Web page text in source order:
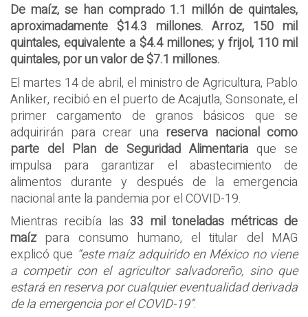
De maíz, se han comprado 1.1 millón de quintales,
aproximadamente $14.3 millones. Arroz, 150 mil
quintales, equivalente a $4.4 millones; y frijol, 110 mil
quintales, por un valor de $7.1 millones.
El martes 14 de abril, el ministro de Agricultura, Pablo
Anliker, recibió en el puerto de Acajutla, Sonsonate, el
primer cargamento de granos básicos que se
adquirirán para crear una reserva nacional como
parte del Plan de Seguridad Alimentaria que se
impulsa para garantizar el abastecimiento de
alimentos durante y después de la emergencia
nacional ante la pandemia por el COVID-19.
Mientras recibía las33 mil toneladas métricas de
maízpara consumo humano, el titular del MAG
explicó que “este maíz adquirido en México no viene
a competir con el agricultor salvadoreño, sino que
estará en reserva por cualquier eventualidad derivada
de la emergencia por el COVID-19”.